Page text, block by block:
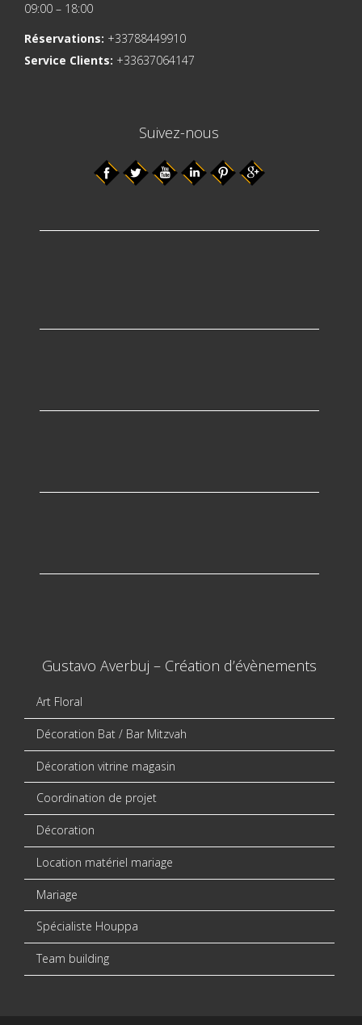
09:00 – 18:00
Réservations: +33788449910
Service Clients: +33637064147
Suivez-nous
Gustavo Averbuj – Création d’évènements
Art Floral
Décoration Bat / Bar Mitzvah
Décoration vitrine magasin
Coordination de projet
Décoration
Location matériel mariage
Mariage
Spécialiste Houppa
Team building